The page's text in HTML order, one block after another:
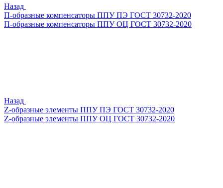
Назад
П-образные компенсаторы ППУ ПЭ ГОСТ 30732-2020
П-образные компенсаторы ППУ ОЦ ГОСТ 30732-2020
Назад
Z-образные элементы ППУ ПЭ ГОСТ 30732-2020
Z-образные элементы ППУ ОЦ ГОСТ 30732-2020